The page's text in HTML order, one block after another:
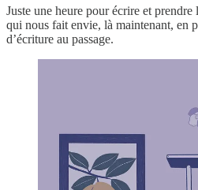
Juste une heure pour écrire et prendre
qui nous fait envie, là maintenant, en
d’écriture au passage.